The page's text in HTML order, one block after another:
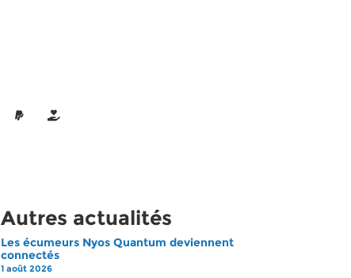
Autres actualités
Les écumeurs Nyos Quantum deviennent
connectés
1 août 2026